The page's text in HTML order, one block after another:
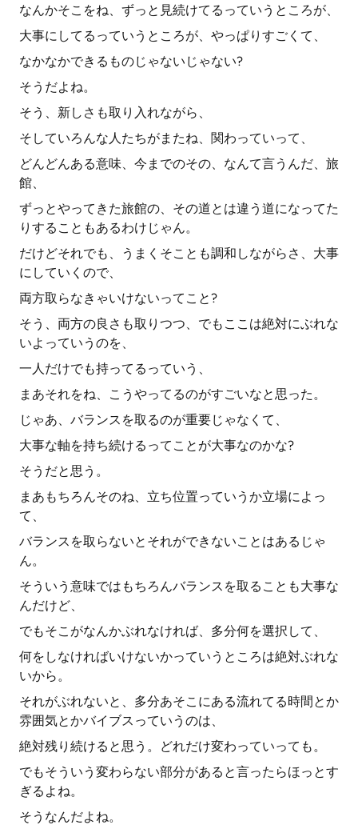
なんかそこをね、ずっと見続けてるっていうところが、
大事にしてるっていうところが、やっぱりすごくて、
なかなかできるものじゃないじゃない?
そうだよね。
そう、新しさも取り入れながら、
そしていろんな人たちがまたね、関わっていって、
どんどんある意味、今までのその、なんて言うんだ、旅
館、
ずっとやってきた旅館の、その道とは違う道になってた
りすることもあるわけじゃん。
だけどそれでも、うまくそことも調和しながらさ、大事
にしていくので、
両方取らなきゃいけないってこと?
そう、両方の良さも取りつつ、でもここは絶対にぶれな
いよっていうのを、
一人だけでも持ってるっていう、
まあそれをね、こうやってるのがすごいなと思った。
じゃあ、バランスを取るのが重要じゃなくて、
大事な軸を持ち続けるってことが大事なのかな?
そうだと思う。
まあもちろんそのね、立ち位置っていうか立場によっ
て、
バランスを取らないとそれができないことはあるじゃ
ん。
そういう意味ではもちろんバランスを取ることも大事な
んだけど、
でもそこがなんかぶれなければ、多分何を選択して、
何をしなければいけないかっていうところは絶対ぶれな
いから。
それがぶれないと、多分あそこにある流れてる時間とか
雰囲気とかバイブスっていうのは、
絶対残り続けると思う。どれだけ変わっていっても。
でもそういう変わらない部分があると言ったらほっとす
ぎるよね。
そうなんだよね。